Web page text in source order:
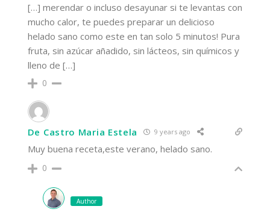
[…] merendar o incluso desayunar si te levantas con
mucho calor, te puedes preparar un delicioso
helado sano como este en tan solo 5 minutos! Pura
fruta, sin azúcar añadido, sin lácteos, sin químicos y
lleno de […]
0
De Castro Maria Estela 9 years ago
Muy buena receta,este verano, helado sano.
0
Author